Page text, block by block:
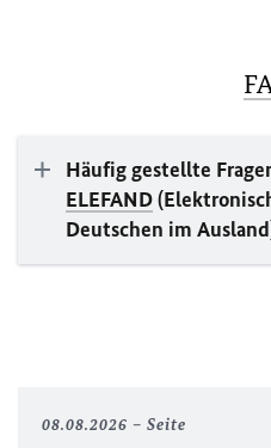
Häufig gestellte
ELEFAND
Deutschen im
08.08.2026 Seite